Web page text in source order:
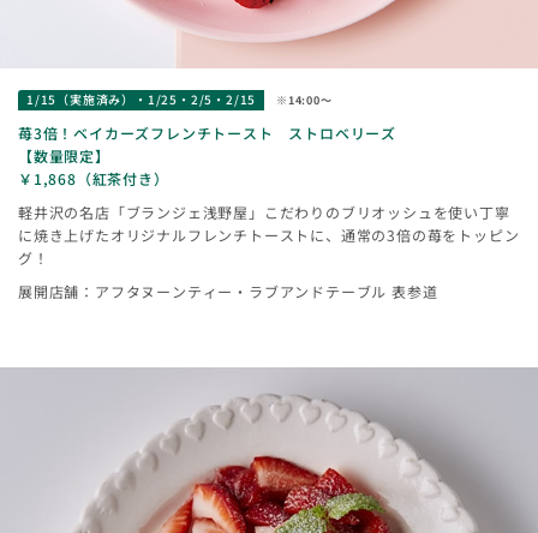
1/15（実施済み）・1/25・2/5・2/15 ※14:00〜
苺3倍！ベイカーズフレンチトースト ストロベリーズ
【数量限定】
￥1,868（紅茶付き）
軽井沢の名店「ブランジェ浅野屋」こだわりのブリオッシュを使い丁寧
に焼き上げたオリジナルフレンチトーストに、通常の3倍の苺をトッピン
グ！
展開店舗：アフタヌーンティー・ラブアンドテーブル 表参道